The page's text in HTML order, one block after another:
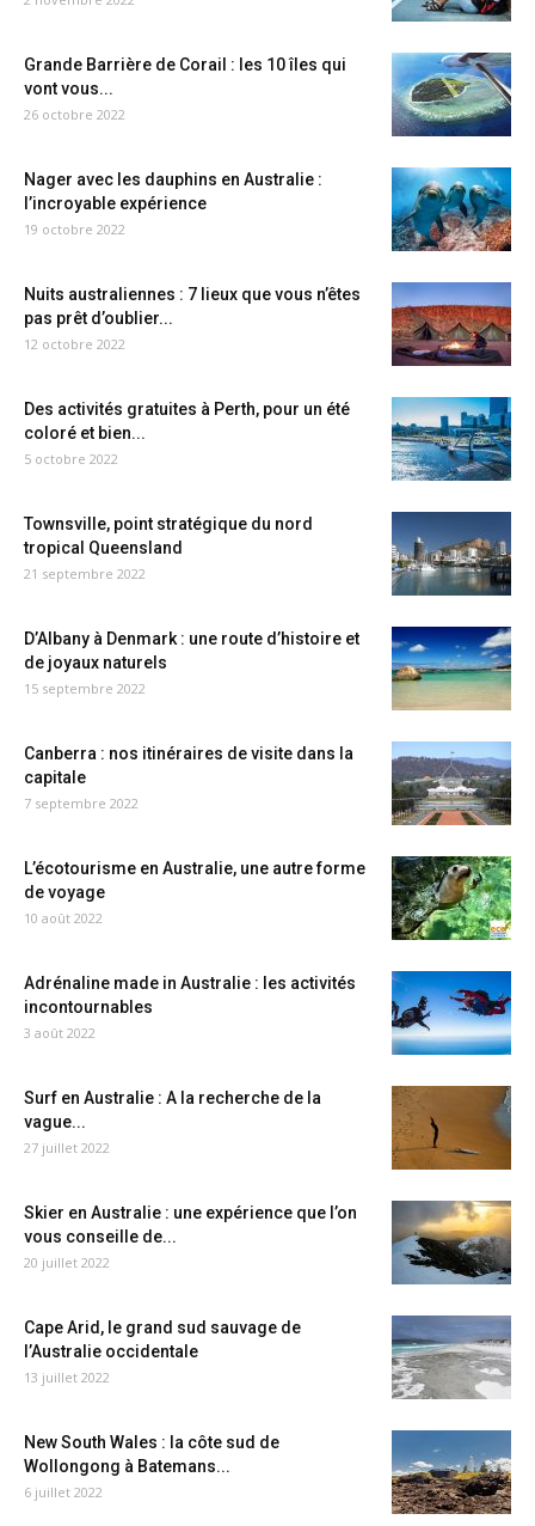
Grande Barrière de Corail : les 10 îles qui
vont vous...
26 octobre 2022
Nager avec les dauphins en Australie :
l’incroyable expérience
19 octobre 2022
Nuits australiennes : 7 lieux que vous n’êtes
pas prêt d’oublier...
12 octobre 2022
Des activités gratuites à Perth, pour un été
coloré et bien...
5 octobre 2022
Townsville, point stratégique du nord
tropical Queensland
21 septembre 2022
D’Albany à Denmark : une route d’histoire et
de joyaux naturels
15 septembre 2022
Canberra : nos itinéraires de visite dans la
capitale
7 septembre 2022
L’écotourisme en Australie, une autre forme
de voyage
10 août 2022
Adrénaline made in Australie : les activités
incontournables
3 août 2022
Surf en Australie : A la recherche de la
vague...
27 juillet 2022
Skier en Australie : une expérience que l’on
vous conseille de...
20 juillet 2022
Cape Arid, le grand sud sauvage de
l’Australie occidentale
13 juillet 2022
New South Wales : la côte sud de
Wollongong à Batemans...
6 juillet 2022